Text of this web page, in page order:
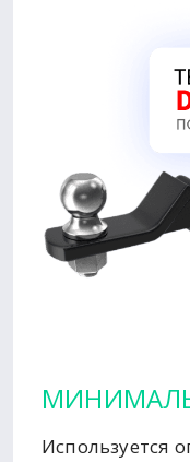
Используется